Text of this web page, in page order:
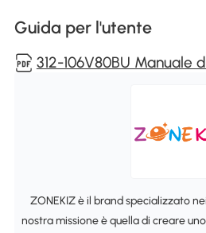
Guida per l'utente
312-106V80BU Manuale
ZONEKIZ è il brand specializzato
nostra missione è quella di creare